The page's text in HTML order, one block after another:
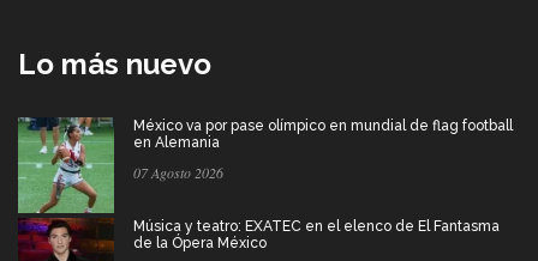
Lo más nuevo
México va por pase olímpico en mundial de flag football
en Alemania
07 Agosto 2026
Música y teatro: EXATEC en el elenco de El Fantasma
de la Ópera México